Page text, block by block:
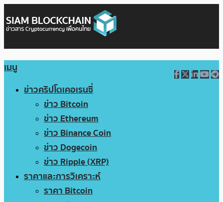
เมนู
ข่าวคริปโตเคอเรนซี่
ข่าว Bitcoin
ข่าว Ethereum
ข่าว Binance Coin
ข่าว Dogecoin
ข่าว Ripple (XRP)
ราคาและการวิเคราะห์
ราคา Bitcoin